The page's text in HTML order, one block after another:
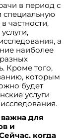
в период с
специальную
частности,
а
наиболее
Кроме того,
которым
будет
услуги
важна для
и
когда